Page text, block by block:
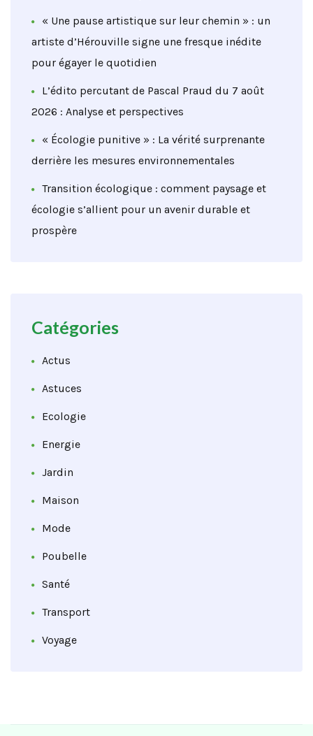
« Une pause artistique sur leur chemin » : un
artiste d’Hérouville signe une fresque inédite
pour égayer le quotidien
L’édito percutant de Pascal Praud du 7 août
2026 : Analyse et perspectives
« Écologie punitive » : La vérité surprenante
derrière les mesures environnementales
Transition écologique : comment paysage et
écologie s’allient pour un avenir durable et
prospère
Catégories
Actus
Astuces
Ecologie
Energie
Jardin
Maison
Mode
Poubelle
Santé
Transport
Voyage